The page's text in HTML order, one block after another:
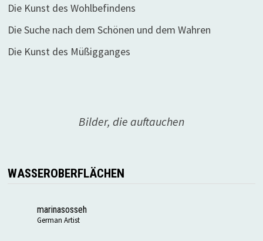
Die Kunst des Wohlbefindens
Die Suche nach dem Schönen und dem Wahren
Die Kunst des Müßigganges
Bilder, die auftauchen
WASSEROBERFLÄCHEN
marinasosseh
German Artist